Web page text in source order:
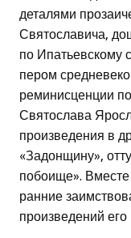
деталями
Святославича,
по Ипатьевскому
пером
реминисценции
Святослава
произведения в
«Задонщину»,
побоище».
ранние
произведений